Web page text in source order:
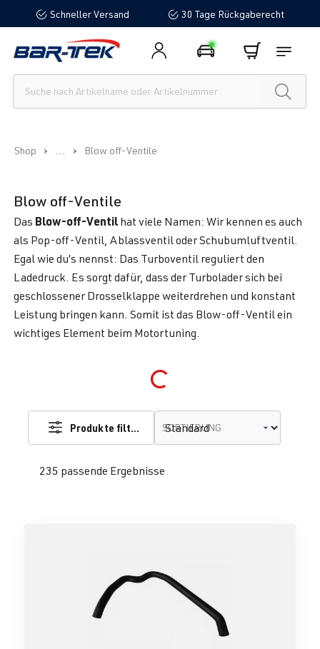
springenSchneller Versand 30 Tage Rückgaberecht
Shop ... Blow off-Ventile
Blow off-Ventile
Das Blow-off-Ventil hat viele Namen: Wir kennen es auch
als Pop-off-Ventil, Ablassventil oder Schubumluftventil.
Egal wie du’s nennst: Das Turboventil reguliert den
Ladedruck. Es sorgt dafür, dass der Turbolader sich bei
geschlossener Drosselklappe weiterdrehen und konstant
Leistung bringen kann. Somit ist das Blow-off-Ventil ein
wichtiges Element beim Motortuning.
Loading...
235 passende Ergebnisse
Produkte filtern SORTIERUNG